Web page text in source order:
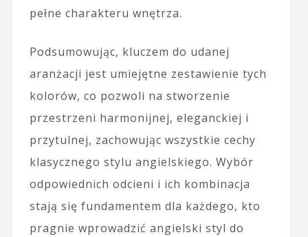
pełne charakteru wnętrza.
Podsumowując, kluczem do udanej
aranżacji jest umiejętne zestawienie tych
kolorów, co pozwoli na stworzenie
przestrzeni harmonijnej, eleganckiej i
przytulnej, zachowując wszystkie cechy
klasycznego stylu angielskiego. Wybór
odpowiednich odcieni i ich kombinacja
stają się fundamentem dla każdego, kto
pragnie wprowadzić angielski styl do